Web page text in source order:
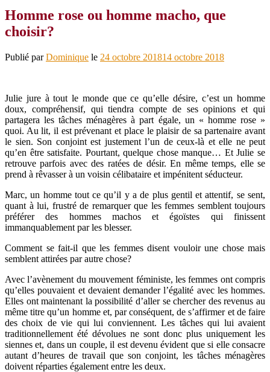
Homme rose ou homme macho, que
choisir?
Publié parDominique le 24 octobre 201814 octobre 2018
Julie jure à tout le monde que ce qu’elle désire, c’est un homme
doux, compréhensif, qui tiendra compte de ses opinions et qui
partagera les tâches ménagères à part égale, un « homme rose »
quoi. Au lit, il est prévenant et place le plaisir de sa partenaire avant
le sien. Son conjoint est justement l’un de ceux-là et elle ne peut
qu’en être satisfaite. Pourtant, quelque chose manque… Et Julie se
retrouve parfois avec des ratées de désir. En même temps, elle se
prend à rêvasser à un voisin célibataire et impénitent séducteur.
Marc, un homme tout ce qu’il y a de plus gentil et attentif, se sent,
quant à lui, frustré de remarquer que les femmes semblent toujours
préférer des hommes machos et égoïstes qui finissent
immanquablement par les blesser.
Comment se fait-il que les femmes disent vouloir une chose mais
semblent attirées par autre chose?
Avec l’avènement du mouvement féministe, les femmes ont compris
qu’elles pouvaient et devaient demander l’égalité avec les hommes.
Elles ont maintenant la possibilité d’aller se chercher des revenus au
même titre qu’un homme et, par conséquent, de s’affirmer et de faire
des choix de vie qui lui conviennent. Les tâches qui lui avaient
traditionnellement été dévolues ne sont donc plus uniquement les
siennes et, dans un couple, il est devenu évident que si elle consacre
autant d’heures de travail que son conjoint, les tâches ménagères
doivent réparties également entre les deux.